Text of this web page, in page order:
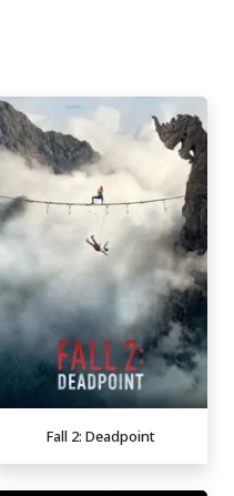
Fall 2: Deadpoint